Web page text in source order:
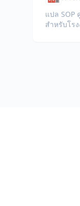
แปล SOP
สำหรับโร